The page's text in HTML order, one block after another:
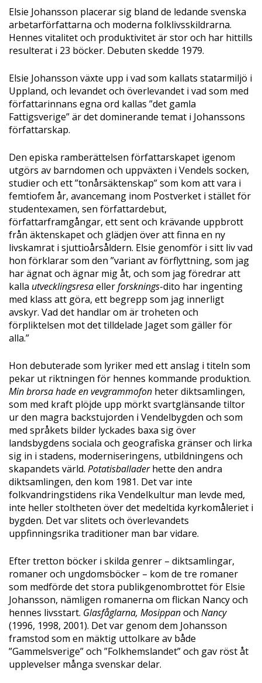
Elsie Johansson placerar sig bland de ledande svenska
arbetarförfattarna och moderna folklivsskildrarna.
Hennes vitalitet och produktivitet är stor och har hittills
resulterat i 23 böcker. Debuten skedde 1979.
Elsie Johansson växte upp i vad som kallats statarmiljö i
Uppland, och levandet och överlevandet i vad som med
författarinnans egna ord kallas ”det gamla
Fattigsverige” är det dominerande temat i Johanssons
författarskap.
Den episka ramberättelsen författarskapet igenom
utgörs av barndomen och uppväxten i Vendels socken,
studier och ett ”tonårsäktenskap” som kom att vara i
femtiofem år, avancemang inom Postverket i stället för
studentexamen, sen författardebut,
författarframgångar, ett sent och krävande uppbrott
från äktenskapet och glädjen över att finna en ny
livskamrat i sjuttioårsåldern. Elsie genomför i sitt liv vad
hon förklarar som den ”variant av förflyttning, som jag
har ägnat och ägnar mig åt, och som jag föredrar att
kalla utvecklingsresaellerforsknings-dito har ingenting
med klass att göra, ett begrepp som jag innerligt
avskyr. Vad det handlar om är troheten och
förpliktelsen mot det tilldelade Jaget som gäller för
alla.”
Hon debuterade som lyriker med ett anslag i titeln som
pekar ut riktningen för hennes kommande produktion.
Min brorsa hade en vevgrammofon heter diktsamlingen,
som med kraft plöjde upp mörkt svartglänsande tiltor
ur den magra backstujorden i Vendelbygden och som
med språkets bilder lyckades baxa sig över
landsbygdens sociala och geografiska gränser och lirka
sig in i stadens, moderniseringens, utbildningens och
skapandets värld. Potatisballaderhette den andra
diktsamlingen, den kom 1981. Det var inte
folkvandringstidens rika Vendelkultur man levde med,
inte heller stoltheten över det medeltida kyrkomåleriet i
bygden. Det var slitets och överlevandets
uppfinningsrika traditioner man bar vidare.
Efter tretton böcker i skilda genrer – diktsamlingar,
romaner och ungdomsböcker – kom de tre romaner
som medförde det stora publikgenombrottet för Elsie
Johansson, nämligen romanerna om flickan Nancy och
hennes livsstart. Glasfåglarna, Mosippanoch Nancy
(1996, 1998, 2001). Det var genom dem Johansson
framstod som en mäktig uttolkare av både
”Gammelsverige” och ”Folkhemslandet” och gav röst åt
upplevelser många svenskar delar.